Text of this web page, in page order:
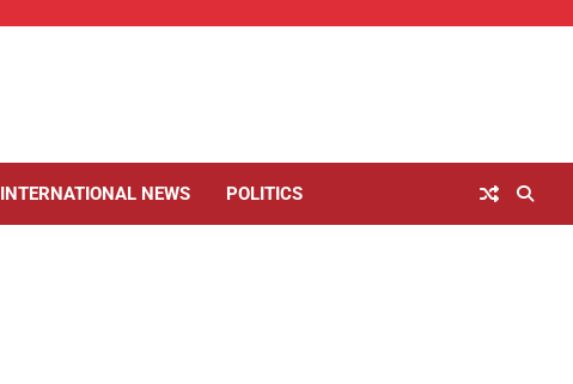
INTERNATIONAL NEWS POLITICS